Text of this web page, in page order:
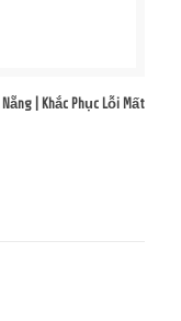
| Khắc Phục Lỗi Mất